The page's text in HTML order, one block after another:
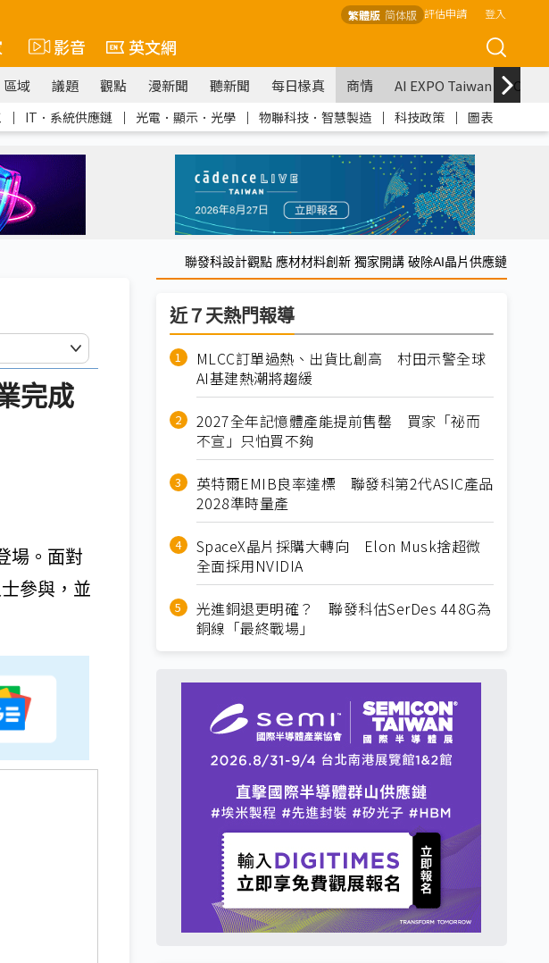
繁體版 简体版 評估申請 登入
影音 英文網
區域 議題 觀點 漫新聞 聽新聞 每日椽真 商情 AI EXPO Taiwan
｜ IT．系統供應鏈 ｜ 光電．顯示．光學 ｜ 物聯科技．智慧製造 ｜ 科技政策 ｜ 圖表
聯發科設計觀點 應材材料創新 獨家開講 破除AI晶片供應鏈
完成
場。面對
參與，並
近７天熱門報導
MLCC訂單過熱、出貨比創高 村田示警全球
AI基建熱潮將趨緩
2027全年記憶體產能提前售罄 買家「祕而
不宣」只怕買不夠
英特爾EMIB良率達標 聯發科第2代ASIC產品
2028準時量產
SpaceX晶片採購大轉向 Elon Musk捨超微
全面採用NVIDIA
光進銅退更明確？ 聯發科估SerDes 448G為
銅線「最終戰場」